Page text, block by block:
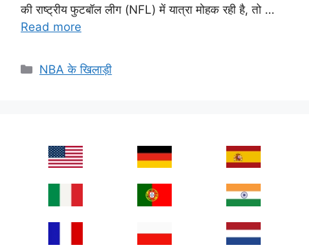
की राष्ट्रीय फुटबॉल लीग (NFL) में यात्रा मोहक रही है, तो …
Read more
Categories
NBA के खिलाड़ी